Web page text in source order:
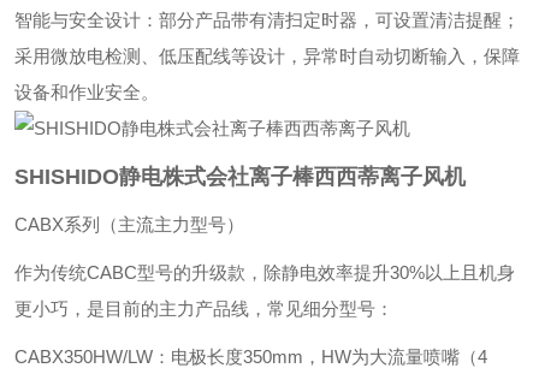
‌智能与安全设计‌：部分产品带有清扫定时器，可设置清洁提醒；
采用微放电检测、低压配线等设计，异常时自动切断输入，保障
设备和作业安全。
SHISHIDO静电株式会社离子棒西西蒂离子风机
CABX系列（主流主力型号）
作为传统CABC型号的升级款，除静电效率提升30%以上且机身
更小巧，是目前的主力产品线，常见细分型号：
‌CABX350HW/LW‌：电极长度350mm，HW为大流量喷嘴（4